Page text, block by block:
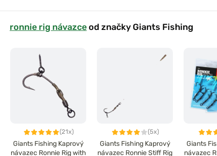
ronnie rig návazceod značky Giants Fishing
(21x)
Giants Fishing Kaprový
návazec Ronnie Rig with
(5x)
Giants Fishing Kaprový
návazec Ronnie Stiff Rig
Giants
návazec